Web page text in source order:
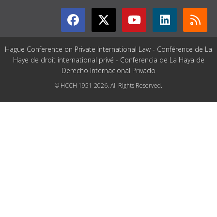
Hague Conference on Private International Law - Conférence de La
Haye de droit international privé - Conferencia de La Haya de
Derecho Internacional Privado
© HCCH 1951-2026. All Rights Reserved.